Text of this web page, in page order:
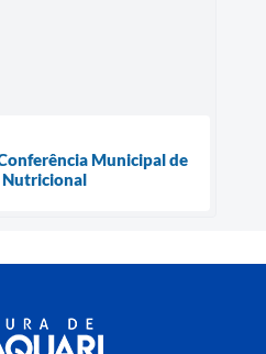
Municipal de
Nutricional